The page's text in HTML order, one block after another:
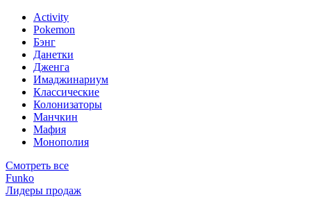
Activity
Pokemon
Бэнг
Данетки
Дженга
Имаджинариум
Классические
Колонизаторы
Манчкин
Мафия
Монополия
Смотреть все
Funko
Лидеры продаж